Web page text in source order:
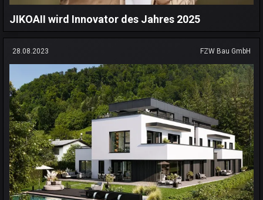
JIKOAII wird Innovator des Jahres 2025
28.08.2023 FZW Bau GmbH